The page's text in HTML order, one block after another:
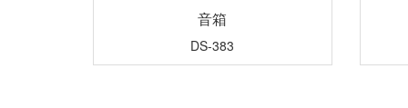
音箱
DS-383